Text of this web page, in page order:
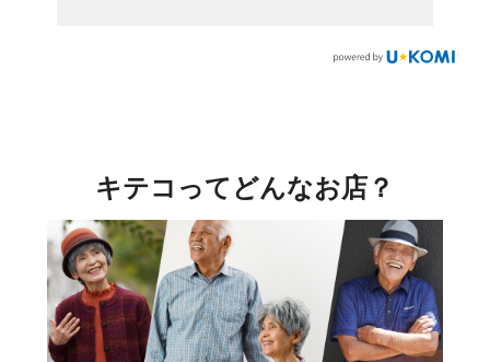
キテコってどんなお店？